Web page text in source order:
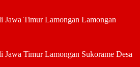
Jawa Timur Lamongan Lamongan
Jawa Timur Lamongan Sukorame Desa